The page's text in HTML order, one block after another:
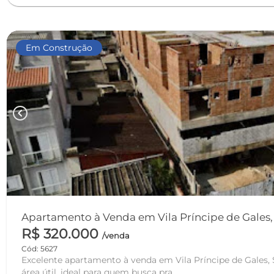
Em Construção
chevron_left
Apartamento à Venda em Vila Príncipe de Gales,
R$ 320.000 /venda
Cód: 5627
Excelente apartamento à venda em Vila Príncipe de